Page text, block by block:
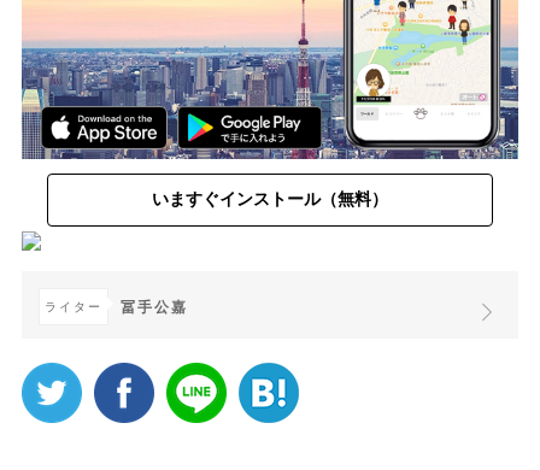
いますぐインストール（無料）
ライター 冨手公嘉